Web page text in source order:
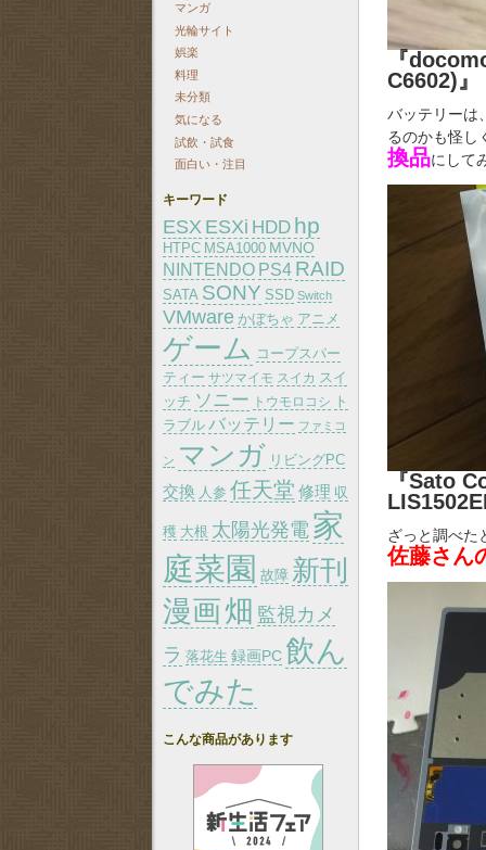
『
C6602)』
バッテリーは
るのかも怪
換品にして
『Sato
ざっと調べた
佐藤さん
マンガ
光輪サイト
娯楽
料理
未分類
気になる
試飲・試食
面白い・注目
キーワード
ESX ESXi HDD hp
HTPC MSA1000 MVNO
NINTENDO PS4 RAID
SATA SONY SSD Switch
VMware かぼちゃ アニメ
ゲーム コープスパー
ティー サツマイモ スイカ スイ
ッチ ソニー トウモロコシ
ト
ラブル バッテリー ファミコ
ン マンガ リビングPC
交換 人参 任天堂 修理 収
穫 大根 太陽光発電 家
庭菜園 故障 新刊
漫画畑 監視カメ
ラ 落花生 録画PC飲ん
でみた
こんな商品があります